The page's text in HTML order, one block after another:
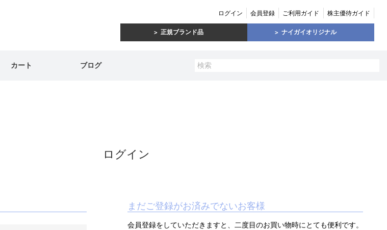
ログイン 会員登録 ご利用ガイド 株主優待ガイド
正規ブランド品 ナイガイオリジナル
カート ブログ
ログイン
まだご登録がお済みでないお客様
会員登録をしていただきますと、二度目のお買い物時にとても便利です。